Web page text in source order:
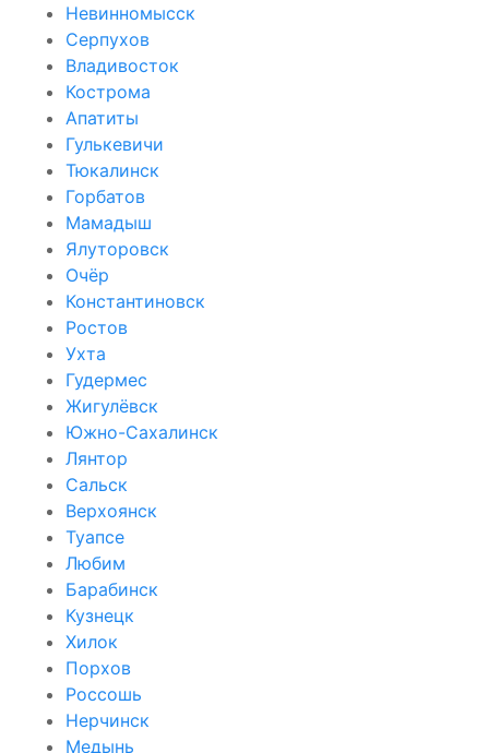
Невинномысск
Серпухов
Владивосток
Кострома
Апатиты
Гулькевичи
Тюкалинск
Горбатов
Мамадыш
Ялуторовск
Очёр
Константиновск
Ростов
Ухта
Гудермес
Жигулёвск
Южно-Сахалинск
Лянтор
Сальск
Верхоянск
Туапсе
Любим
Барабинск
Кузнецк
Хилок
Порхов
Россошь
Нерчинск
Медынь